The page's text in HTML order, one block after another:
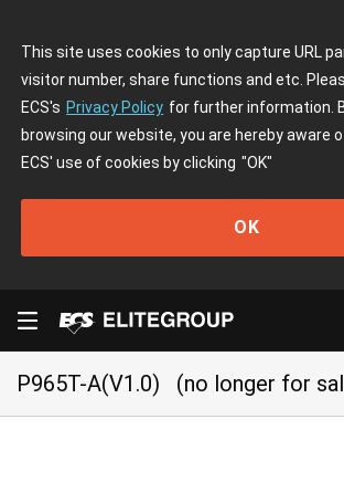
This site uses cookies to only capture URL
visitor number, share functions and etc.
ECS's Privacy Policy for further information.
browsing our website, you are hereby aware
ECS' use of cookies by clicking "OK"
OK
P965T-A(V1.0) (no longer for